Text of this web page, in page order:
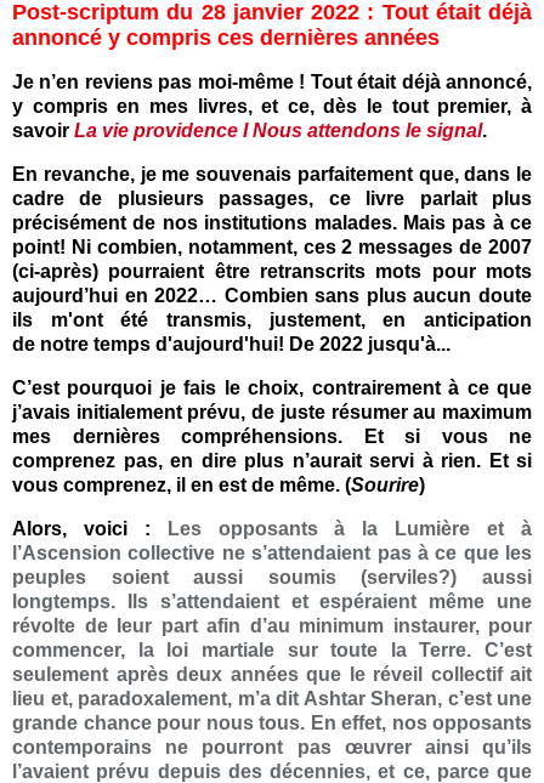
Post-scriptum du 28 janvier 2022 : Tout était déjà
annoncé y compris ces dernières années
Je n’en reviens pas moi-même ! Tout était déjà annoncé,
y compris en mes livres, et ce, dès le tout premier, à
savoir La vie providence I Nous attendons le signal.
En revanche, je me souvenais parfaitement que, dans le
cadre de plusieurs passages, ce livre parlait plus
précisément de nos institutions malades. Mais pas à ce
point! Ni combien, notamment, ces 2 messages de 2007
(ci-après) pourraient être retranscrits mots pour mots
aujourd’hui en 2022… Combien sans plus aucun doute
ils m'ont été transmis, justement, en anticipation
de notre temps d'aujourd'hui! De 2022 jusqu'à...
C’est pourquoi je fais le choix, contrairement à ce que
j’avais initialement prévu, de juste résumer au maximum
mes dernières compréhensions. Et si vous ne
comprenez pas, en dire plus n’aurait servi à rien. Et si
vous comprenez, il en est de même. (Sourire)
Alors, voici :
Les opposants à la Lumière et à
l’Ascension collective ne s’attendaient pas à ce que les
peuples soient aussi soumis (serviles?) aussi
longtemps. Ils s’attendaient et espéraient même une
révolte de leur part afin d’au minimum instaurer, pour
commencer, la loi martiale sur toute la Terre. C’est
seulement après deux années que le réveil collectif ait
lieu et, paradoxalement, m’a dit Ashtar Sheran, c’est une
grande chance pour nous tous. En effet, nos opposants
contemporains ne pourront pas œuvrer ainsi qu’ils
l’avaient prévu depuis des décennies, et ce, parce que